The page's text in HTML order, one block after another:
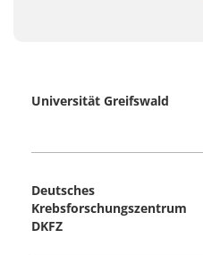
Universität Greifswald
Deutsches
Krebsforschungszentrum
DKFZ